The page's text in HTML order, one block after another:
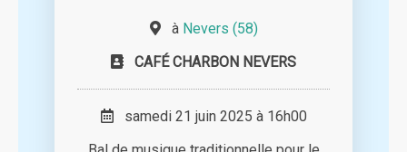
à Nevers (58)
CAFÉ CHARBON NEVERS
samedi 21 juin 2025 à 16h00